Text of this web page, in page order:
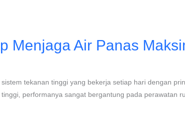
Menjaga Air Panas
tekanan tinggi yang bekerja setiap hari dengan
performanya sangat bergantung pada perawatan